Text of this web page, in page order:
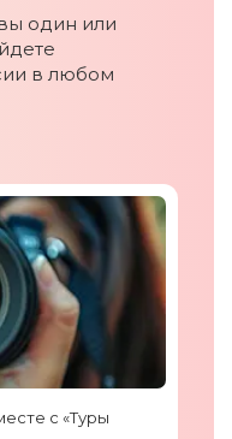
один или
в любом
с «Туры